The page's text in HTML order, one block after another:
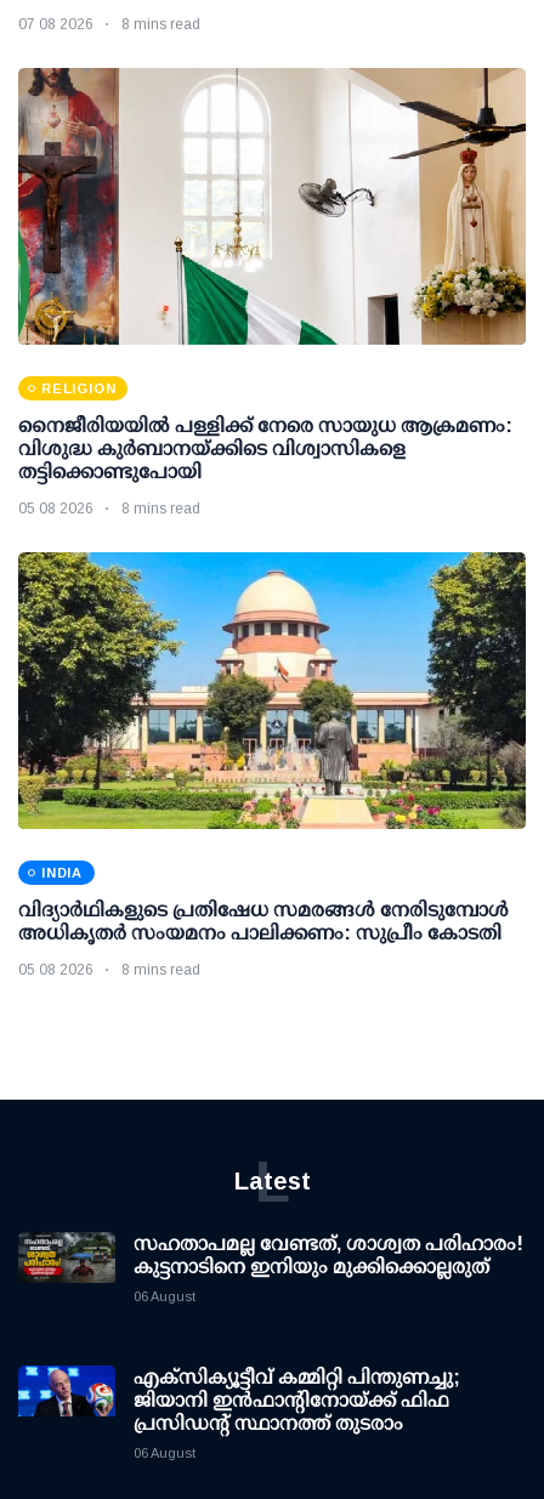
07 08 2026 8 mins read
RELIGION
നൈജീരിയയിൽ പള്ളിക്ക് നേരെ സായുധ ആക്രമണം:
വിശുദ്ധ കുർബാനയ്ക്കിടെ വിശ്വാസികളെ
തട്ടിക്കൊണ്ടുപോയി
05 08 2026 8 mins read
INDIA
വിദ്യാര്‍ഥികളുടെ പ്രതിഷേധ സമരങ്ങള്‍ നേരിടുമ്പോള്‍
അധികൃതര്‍ സംയമനം പാലിക്കണം: സുപ്രീം കോടതി
05 08 2026 8 mins read
Latest
L
സഹതാപമല്ല വേണ്ടത്, ശാശ്വത പരിഹാരം!
കുട്ടനാടിനെ ഇനിയും മുക്കിക്കൊല്ലരുത്
06 August
എക്സിക്യൂട്ടീവ് കമ്മിറ്റി പിന്തുണച്ചു;
ജിയാനി ഇന്‍ഫാന്റിനോയ്ക്ക് ഫിഫ
പ്രസിഡന്റ് സ്ഥാനത്ത് തുടരാം
06 August